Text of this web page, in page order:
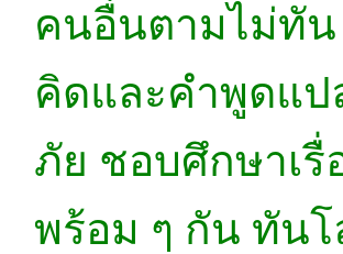
คนอื่นตามไม่ทัน
คิดและคำพูดแป
ภัย ชอบศึกษาเรื่
พร้อม ๆ กัน ทัน